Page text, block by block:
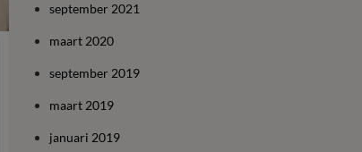
september 2021
maart 2020
september 2019
maart 2019
januari 2019